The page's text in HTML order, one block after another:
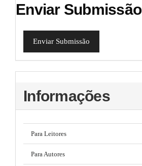
Enviar Submissão
Enviar Submissão
Informações
Para Leitores
Para Autores